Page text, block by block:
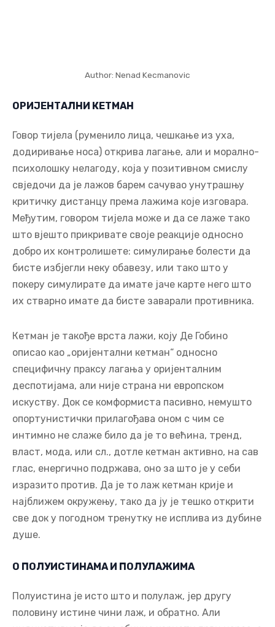
свједочи да је лажов барем сачувао унутрашњу
Међутим, говором тијела може и да се лаже тако
што вјешто прикривате своје реакције односно
добро их контролишете: симулирање болести да
бисте избјегли неку обавезу, или тако што у
покеру симулирате да имате јаче карте него што
их стварно имате да бисте заварали противника.
Кетман је такође врста лажи, коју Де Гобино
описао као „оријентални кетман“ односно
специфичну праксу лагања у оријенталним
деспотијама, али није страна ни европском
опортунистички прилагођава оном с чим се
интимно не слаже било да је то већина, тренд,
власт, мода, или сл., дотле кетман активно, на сав
глас, енергично подржава, оно за што је у себи
изразито против. Да је то лаж кетман крије и
најближем окружењу, тако да ју је тешко открити
све док у погодном тренутку не исплива из дубине
душе.
О ПОЛУИСТИНАМА И ПОЛУЛАЖИМА
други врло ријетко, иако оба изражавају
полупуна чаша. Акценат на бар половини истине
служи да се у други план гурне морално